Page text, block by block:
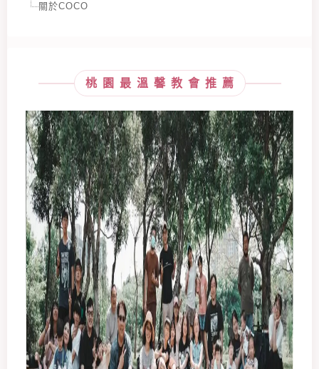
關於COCO
桃園最溫馨教會推薦